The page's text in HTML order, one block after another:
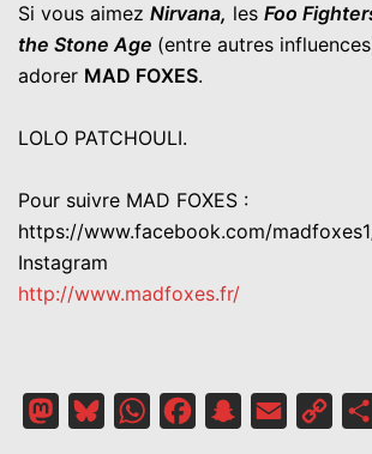
Si vous aimez Nirvana, les Foo
the Stone Age (entre autres
adorer MAD FOXES.
LOLO PATCHOULI.
Pour suivre MAD FOXES :
https://www.facebook.com/
Instagram
http://www.madfoxes.fr/
MastodonBlueskyWhatsAppFacebookSnapchat
Email
Copy